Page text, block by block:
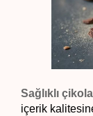
Sağlıklı
içerik